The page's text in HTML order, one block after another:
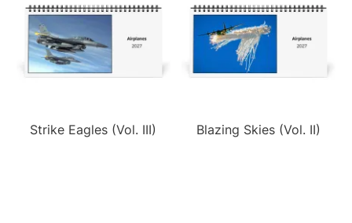
Strike Eagles (Vol. III) Blazing Skies (Vol. II)